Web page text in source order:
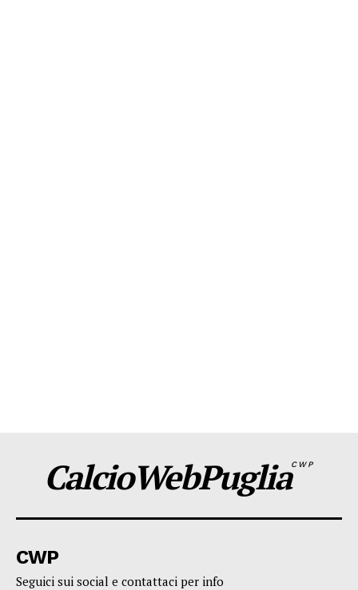
CalcioWebPugliaCWP
CWP
Seguici sui social e contattaci per info